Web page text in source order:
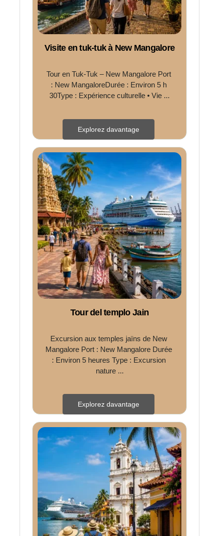
Visite en tuk-tuk à New Mangalore
Tour en Tuk-Tuk – New Mangalore Port
: New MangaloreDurée : Environ 5 h
30Type : Expérience culturelle • Vie ...
Explorez davantage
Tour del templo Jain
Excursion aux temples jaïns de New
Mangalore Port : New Mangalore Durée
: Environ 5 heures Type : Excursion
nature ...
Explorez davantage